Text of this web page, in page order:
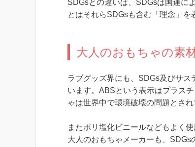
SDGsとの違いは、SDGsは国連に
とはそれらSDGsも含む「理念」を
大人のおもちゃの素
ラブグッズ界にも、SDGs及びサ
います。ABSという表示はプラス
ゃは世界中で環境破壊の問題とさ
またポリ塩化ビニールなどもよく
大人のおもちゃメーカーも、SDGs